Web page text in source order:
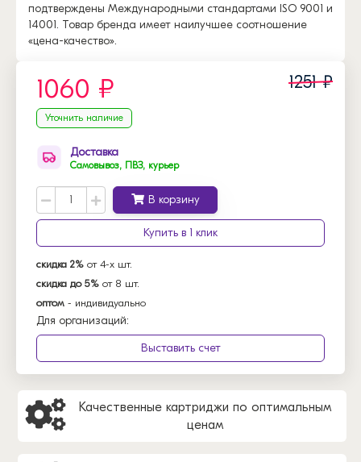
подтверждены Международными стандартами ISO 9001 и
14001. Товар бренда имеет наилучшее соотношение
«цена-качество».
1060 ₽ 1251 ₽
Уточнить наличие
Доставка
Самовывоз, ПВЗ, курьер
В корзину
Купить в 1 клик
скидка 2% от 4-х шт.
скидка до 5% от 8 шт.
оптом - индивидуально
Для организаций:
Выставить счет
Качественные картриджи по оптимальным
ценам